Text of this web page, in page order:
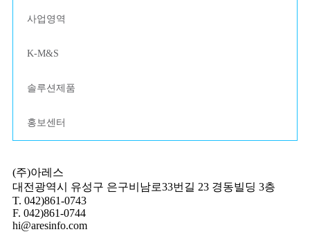
사업영역
K-M&S
솔루션제품
홍보센터
(주)아레스
대전광역시 유성구 은구비남로33번길 23 경동빌딩 3층
T. 042)861-0743
F. 042)861-0744
hi@aresinfo.com